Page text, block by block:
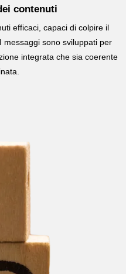
contenuti
efficaci, capaci di colpire il
sono sviluppati per
integrata che sia coerente